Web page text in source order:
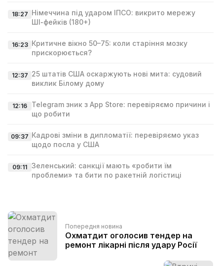
18:27 Німеччина під ударом ІПСО: викрито мережу
ШІ‑фейків (180+)
16:23 Критичне вікно 50–75: коли старіння мозку
прискорюється?
12:37 25 штатів США оскаржують нові мита: судовий
виклик Білому дому
12:16
Telegram зник з App Store: перевіряємо причини і
що робити
09:37 Кадрові зміни в дипломатії: перевіряємо указ
щодо посла у США
09:11 Зеленський: санкції мають «робити їм
проблеми» та бити по ракетній логістиці
Попередня новина
Охматдит оголосив тендер на
ремонт лікарні після удару Росії